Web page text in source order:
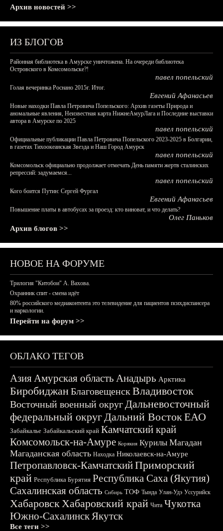
Архив новостей >>
ИЗ БЛОГОВ
Районная библиотека в Амурске уничтожена. На очереди библиотека
Островского в Комсомольске?!
павел попельский
Голая вечеринка Роснано 2015г. Итог.
Евгений Афанасьев
Новые находки Павла Петровича Попельского: Архив газеты Природа и
аномальные явления, Неизвестная карта НижнеАмурЛага и Последние выставки
автора в Амурске по 2025
павел попельский
Официальные публикации Павла Петровича Попельского 2023-2025 в Болгарии,
в газетах Тихоокеанская Звезда и Наш Город Амурск
павел попельский
Комсомольск официально продолжает отмечать День памяти жертв сталинских
репрессий: задумаемся...
павел попельский
Кого боится Путин: Сергей Фургал
Евгений Афанасьев
Повышение платы в автобусах за проезд: кто виноват, и что делать?
Олег Паньков
Архив блогов >>
НОВОЕ НА ФОРУМЕ
Трилогия "Китобои" А. Вахова.
Охранник спит - смена идёт
80% российского медиаконтента это телевидение для пациентов психдиспансера
и наркологии.
Перейти на форум >>
ОБЛАКО ТЕГОВ
АзияАмурская область Анадырь Арктика
БиробиджанБлаговещенскВладивосток
Восточный военный округДальневосточный
федеральный округДальний ВостокЕАО
Забайкалье Забайкальский край Камчатский край
Комсомольск-на-Амуре Корякия Курилы Магадан
Магаданская область Находка Николаевск-на-Амуре
Петропавловск-КамчатскийПриморский
край Республика Бурятия Республика Саха (Якутия)
Сахалинская область Сибирь ТОФ Тында Улан-Удэ Уссурийск
ХабаровскХабаровский край Чита Чукотка
Южно-СахалинскЯкутск
Все теги >>